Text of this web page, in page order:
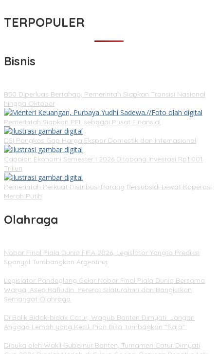
TERPOPULER
Bisnis
B50 Diperluas Bertahap, Pemerintah Siapkan Transisi Nasional
hingga Oktober
Pemerintah Siapkan PFII sebagai Pusat Finansial
DSI Pangkas Gap Harga Ekspor Domestik dan Internasional
Capaian Ekonomi Semester I 2026 Ditopang Investasi Rp1.001
Triliun
Pemerintah Perkuat Distribusi Barang Bersubsidi Lewat Koperasi
Merah Putih
Olahraga
Nobar Final Piala Dunia FIFA 2026, Legislator Yangto Prediksi
Spanyol Tumbangkan Argentina
Legislator Pandeglang Gelar Nobar Final Piala Dunia Bersama
Warga, Asep Rafiudin: Pererat Silaturahmi dan Bangkitkan
Semangat Olahraga
Di Balik Bidak-bidak Catur, Wagub Banten Dimyati: Jangan
Anggap Lemah yang Kecil, Pion Bisa Tumbagkan “Raja”
Dibuka oleh Wakil Gubernur Banten, Turnamen Catur Dimyati